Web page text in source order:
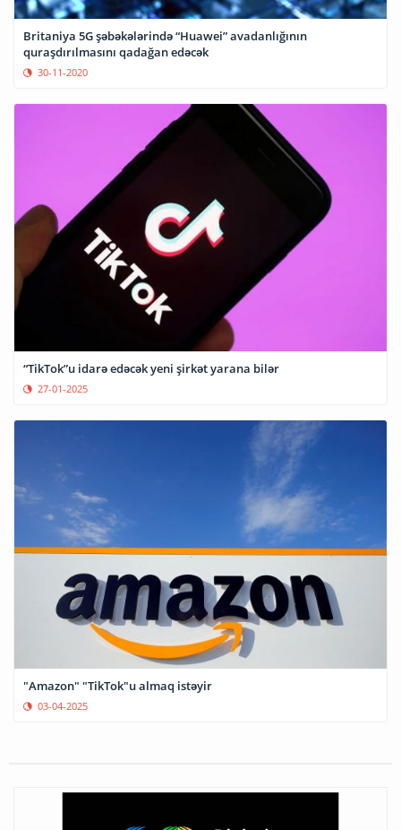
Britaniya 5G şəbəkələrində “Huawei” avadanlığının
quraşdırılmasını qadağan edəcək
30-11-2020
“TikTok”u idarə edəcək yeni şirkət yarana bilər
27-01-2025
"Amazon" "TikTok"u almaq istəyir
03-04-2025